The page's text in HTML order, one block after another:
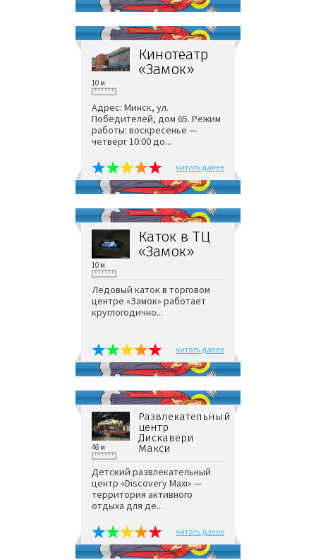
Кинотеатр
«Замок»
10 м
Адрес: Минск, ул.
Победителей, дом 65. Режим
работы: воскресенье —
четверг 10:00 до...
читать далее
Каток в ТЦ
«Замок»
10 м
Ледовый каток в торговом
центре «Замок» работает
круглогодично...
читать далее
Развлекательный
центр
Дискавери
Макси
46 м
Детский развлекательный
центр «Discovery Maxi» —
территория активного
отдыха для де...
читать далее